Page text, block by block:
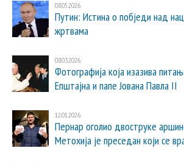
08.05.2026.
Путин: Истина о побједи над
жртвама
08.03.2026.
Фотографија која изазива
Епштајна и папе Јована Павла II
12.01.2026.
Пернар оголио двоструке
Метохија је преседан који се